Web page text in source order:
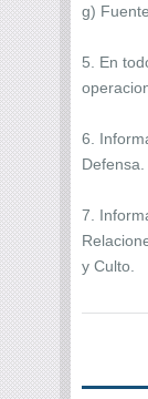
g)
5. En
6.
Defensa.
7.
y Culto.